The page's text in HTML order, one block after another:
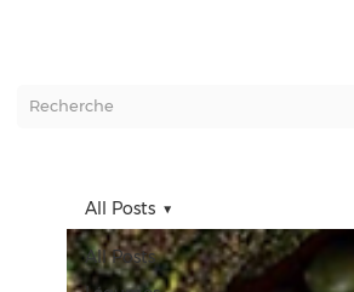
All Posts
All Posts